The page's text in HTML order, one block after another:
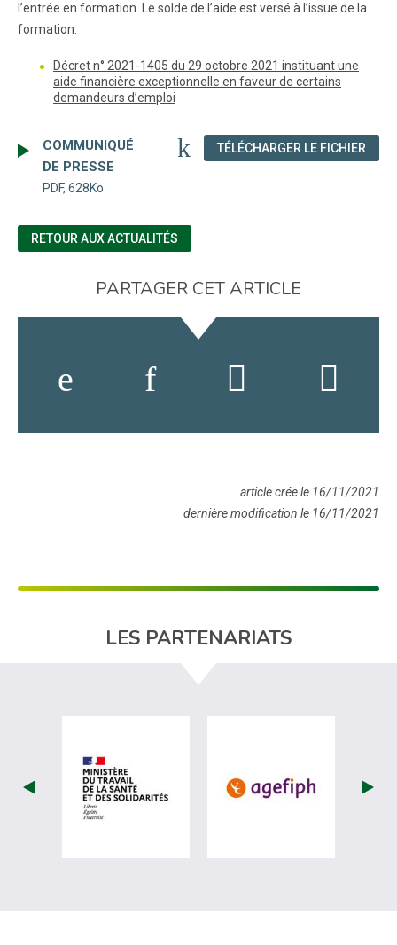
l’entrée en formation. Le solde de l’aide est versé à l’issue de la
formation.
Décret n° 2021-1405 du 29 octobre 2021 instituant une
aide financière exceptionnelle en faveur de certains
demandeurs d’emploi
COMMUNIQUÉ
DE PRESSE
PDF, 628Ko
TÉLÉCHARGER LE FICHIER
RETOUR AUX ACTUALITÉS
PARTAGER CET ARTICLE
article crée le 16/11/2021
dernière modification le 16/11/2021
LES PARTENARIATS
visiter les site de Ministère du travail
visiter les